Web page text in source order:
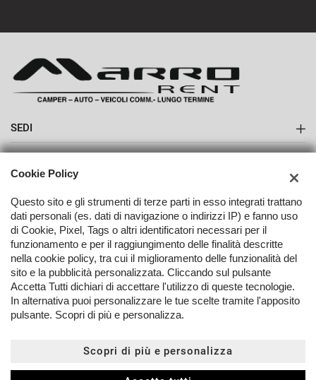
SEDI
Sede di Boves
AZIENDA
TORNA IN CIMA
Copyright © 2026 Marro Automobili Srl - P.IVA 03096250042 -Leggi
l'informativa sulla privacy -Cookie Policy
Cookie Policy
Questo sito e gli strumenti di terze parti in esso integrati trattano
dati personali (es. dati di navigazione o indirizzi IP) e fanno uso
di Cookie, Pixel, Tags o altri identificatori necessari per il
funzionamento e per il raggiungimento delle finalità descritte
nella cookie policy, tra cui il miglioramento delle funzionalità del
sito e la pubblicità personalizzata. Cliccando sul pulsante
Accetta Tutti dichiari di accettare l'utilizzo di queste tecnologie.
In alternativa puoi personalizzare le tue scelte tramite l'apposito
pulsante. Scopri di più e personalizza.
Scopri di più e personalizza